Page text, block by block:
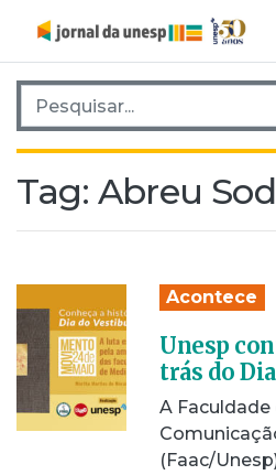
Pesquisar por:
Tag: Abreu
Acontece
Unesp
trás do
A
(Faac/